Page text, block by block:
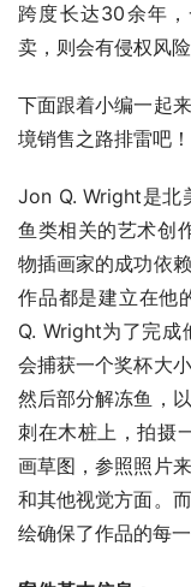
跨度长达30余年
卖，则会有侵权风险
下面跟着小编一起
境销售之路排雷吧！
Jon Q. Wright是北
鱼类相关的艺术创
物插画家的成功依
作品都是建立在他
Q. Wright为了完成
会捕获一个奖杯大
然后部分解冻鱼，
刺在木桩上，拍摄
画草图，参照照片
和其他视觉方面。
绘确保了作品的每